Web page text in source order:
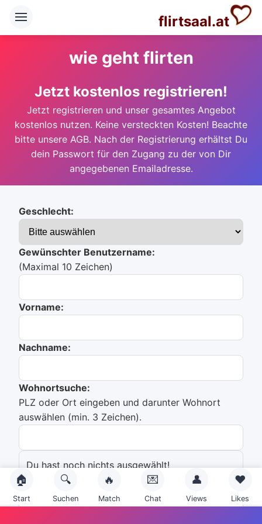
flirtsaal.at
wie geht flirten
Jetzt kostenlos registrieren!
Jetzt registrieren und unser gesamtes Angebot
kostenlos nutzen. Keine versteckten Kosten! Beachte
bitte unsere AGB. Nach der Registrierung erhältst Du
dein Passwort für den Zugang zu der von Dir
angegebenen Emailadresse.
Geschlecht:
Gewünschter Benutzername:
(Maximal 10 Zeichen)
Vorname:
Nachname:
Wohnortsuche:
PLZ oder Ort eingeben und darunter Wohnort
auswählen (min. 3 Zeichen).
Du hast noch nichts ausgewählt!
Emailadresse:
🏠
Start
🔍
Suchen
🔥
Match
💌
Chat
👤
Views
❤️
Likes